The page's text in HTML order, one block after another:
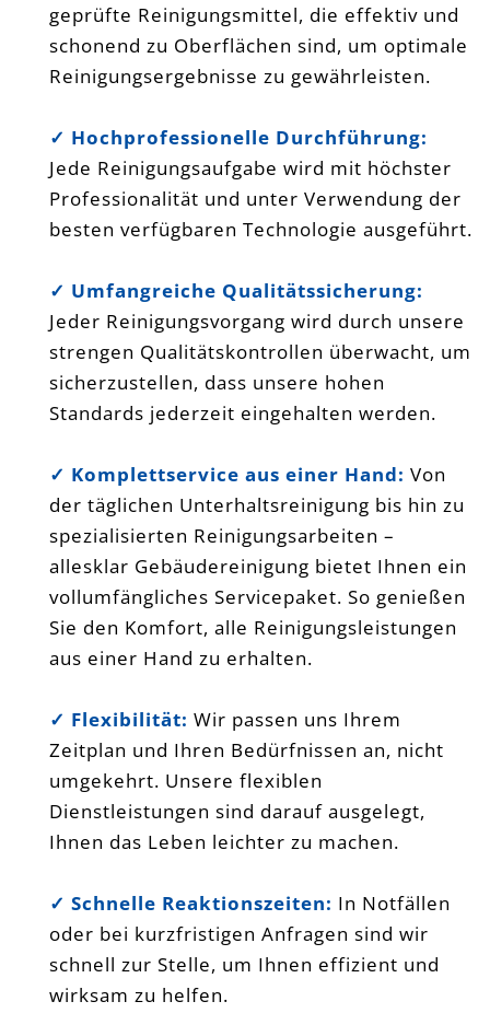
geprüfte Reinigungsmittel, die effektiv und
schonend zu Oberflächen sind, um optimale
Reinigungsergebnisse zu gewährleisten.
✓ Hochprofessionelle Durchführung:
Jede Reinigungsaufgabe wird mit höchster
Professionalität und unter Verwendung der
besten verfügbaren Technologie ausgeführt.
✓ Umfangreiche Qualitätssicherung:
Jeder Reinigungsvorgang wird durch unsere
strengen Qualitätskontrollen überwacht, um
sicherzustellen, dass unsere hohen
Standards jederzeit eingehalten werden.
✓ Komplettservice aus einer Hand: Von
der täglichen Unterhaltsreinigung bis hin zu
spezialisierten Reinigungsarbeiten –
allesklar Gebäudereinigung bietet Ihnen ein
vollumfängliches Servicepaket. So genießen
Sie den Komfort, alle Reinigungsleistungen
aus einer Hand zu erhalten.
✓ Flexibilität: Wir passen uns Ihrem
Zeitplan und Ihren Bedürfnissen an, nicht
umgekehrt. Unsere flexiblen
Dienstleistungen sind darauf ausgelegt,
Ihnen das Leben leichter zu machen.
✓ Schnelle Reaktionszeiten: In Notfällen
oder bei kurzfristigen Anfragen sind wir
schnell zur Stelle, um Ihnen effizient und
wirksam zu helfen.